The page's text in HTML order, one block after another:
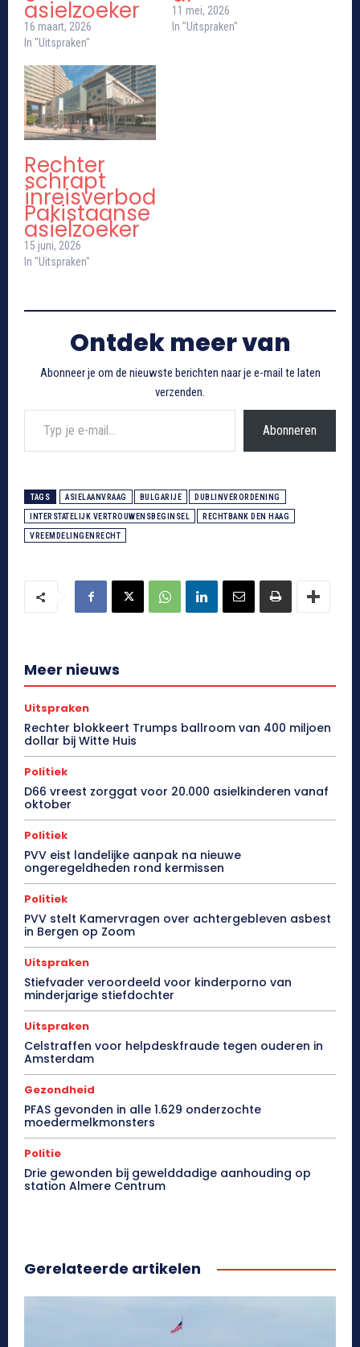
asielzoeker
16 maart, 2026
In "Uitspraken"
11 mei, 2026
In "Uitspraken"
Rechter
schrapt
inreisverbod
Pakistaanse
asielzoeker
15 juni, 2026
In "Uitspraken"
Ontdek meer van
Abonneer je om de nieuwste berichten naar je e-mail te laten
verzenden.
Typ je e-mail...
Abonneren
TAGS ASIELAANVRAAG BULGARIJE DUBLINVERORDENING
INTERSTATELIJK VERTROUWENSBEGINSEL RECHTBANK DEN HAAG
VREEMDELINGENRECHT
Meer nieuws
Uitspraken
Rechter blokkeert Trumps ballroom van 400 miljoen
dollar bij Witte Huis
Politiek
D66 vreest zorggat voor 20.000 asielkinderen vanaf
oktober
Politiek
PVV eist landelijke aanpak na nieuwe
ongeregeldheden rond kermissen
Politiek
PVV stelt Kamervragen over achtergebleven asbest
in Bergen op Zoom
Uitspraken
Stiefvader veroordeeld voor kinderporno van
minderjarige stiefdochter
Uitspraken
Celstraffen voor helpdeskfraude tegen ouderen in
Amsterdam
Gezondheid
PFAS gevonden in alle 1.629 onderzochte
moedermelkmonsters
Politie
Drie gewonden bij gewelddadige aanhouding op
station Almere Centrum
Gerelateerde artikelen